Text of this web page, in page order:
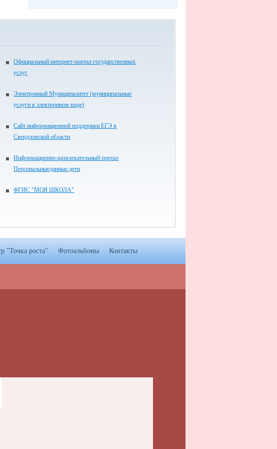
Официальный интернет-портал государственных
услуг
Электронный Муниципалитет (муниципальные
услуги в электронном виде)
Сайт информационной поддержки ЕГЭ в
Свердловской области
Информационно-развлекательный портал
Персональныеданные.дети
ФГИС "МОЯ ШКОЛА"
"Точка роста" Фотоальбомы Контакты